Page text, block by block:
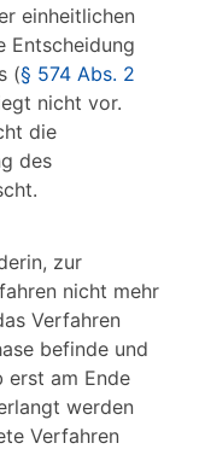
einheitlichen
Entscheidung
(§ 574 Abs. 2
nicht vor.
die
des
zur
nicht mehr
Verfahren
befinde und
erst am Ende
werden
Verfahren